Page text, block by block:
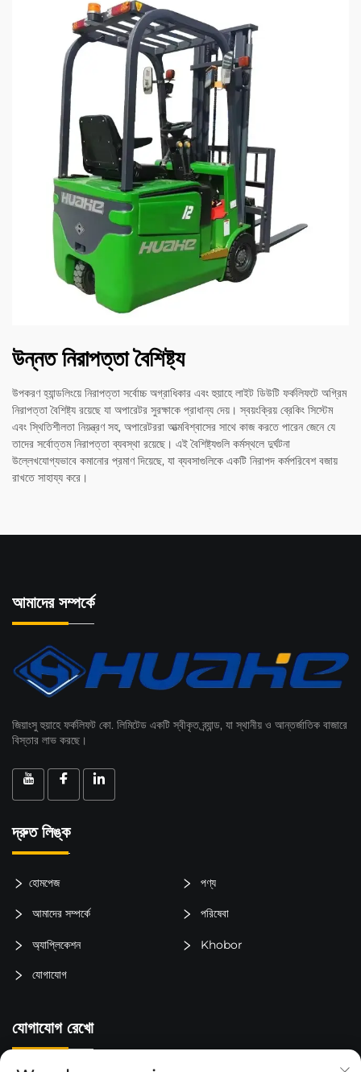
উন্নত নিরাপত্তা বৈশিষ্ট্য
উপকরণ হ্যান্ডলিংয়ে নিরাপত্তা সর্বোচ্চ অগ্রাধিকার এবং হুয়াহে লাইট ডিউটি ফর্কলিফটে অগ্রিম
নিরাপত্তা বৈশিষ্ট্য রয়েছে যা অপারেটর সুরক্ষাকে প্রাধান্য দেয়। স্বয়ংক্রিয় ব্রেকিং সিস্টেম
এবং স্থিতিশীলতা নিয়ন্ত্রণ সহ, অপারেটররা আত্মবিশ্বাসের সাথে কাজ করতে পারেন জেনে যে
তাদের সর্বোত্তম নিরাপত্তা ব্যবস্থা রয়েছে। এই বৈশিষ্ট্যগুলি কর্মস্থলে দুর্ঘটনা
উল্লেখযোগ্যভাবে কমানোর প্রমাণ দিয়েছে, যা ব্যবসাগুলিকে একটি নিরাপদ কর্মপরিবেশ বজায়
রাখতে সাহায্য করে।
আমাদের সম্পর্কে
জিয়াংসু হুয়াহে ফর্কলিফট কো. লিমিটেড একটি স্বীকৃত ব্র্যান্ড, যা স্থানীয় ও আন্তর্জাতিক বাজারে
বিস্তার লাভ করছে।
দ্রুত লিঙ্ক
হোমপেজ পণ্য
আমাদের সম্পর্কে পরিষেবা
অ্যাপ্লিকেশন Khobor
যোগাযোগ
যোগাযোগ রেখো